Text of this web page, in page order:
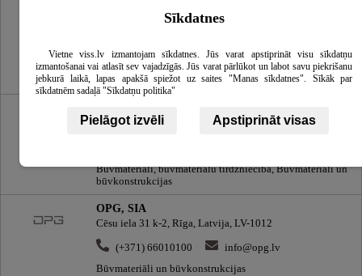
Parka iela 21, Liepāja, Latvija, LV-3401
(+371) 26685774
liepaja.info@kurshi.lv
Būvmateriāli un būvkonstrukcijas, Būvmateriāli,
būvmateriālu tirdzniecība
Brīvības gatve 301, Rīga, Latvija, LV-1006
Būvmateriāli, būvmateriālu tirdzniecība, Būvmateriāli un
būvkonstrukcijas
OPG, SIA
Cēsu iela 31 k-2, Rīga, Latvija, LV-1012
(+371) 66010100
info@opg.lv
Būvmateriāli un būvkonstrukcijas
Sīkdatnes
Vietne viss.lv izmantojam sīkdatnes. Jūs varat apstiprināt visu sīkdatņu
izmantošanai vai atlasīt sev vajadzīgās. Jūs varat pārlūkot un labot savu piekrišanu
jebkurā laikā, lapas apakšā spiežot uz saites "Manas sīkdatnes". Sīkāk par
sīkdatnēm sadaļā "Sīkdatņu politika"
Pielāgot izvēli Apstiprināt visas